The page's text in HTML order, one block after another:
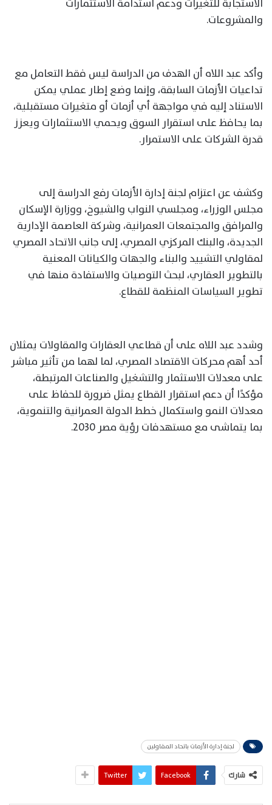
والمشروعات.
وأكد عبد اللاه أن الهدف من الدراسة ليس فقط التعامل مع
تداعيات الأزمات السابقة، وإنما وضع إطار عملي يمكن
الاستناد إليه في مواجهة أي أزمات أو متغيرات مستقبلية،
بما يحافظ على استقرار السوق ويحمي الاستثمارات ويعزز
قدرة الشركات على الاستمرار.
وكشف عن اعتزام لجنة إدارة الأزمات رفع الدراسة إلى
مجلس الوزراء، ومجلسي النواب والشيوخ، ووزارة الإسكان
والمرافق والمجتمعات العمرانية، وشركة العاصمة الإدارية
الجديدة، والبنك المركزي المصري، إلى جانب الاتحاد المصري
لمقاولي التشييد والبناء والجهات والكيانات المعنية
بالتطوير العقاري، لبحث التوصيات والاستفادة منها في
تطوير السياسات المنظمة للقطاع.
وشدد عبد اللاه على أن قطاعي العقارات والمقاولات يمثلان
أحد أهم محركات الاقتصاد المصري، لما لهما من تأثير مباشر
على معدلات الاستثمار والتشغيل والصناعات المرتبطة،
مؤكدًا أن دعم استقرار القطاع يمثل ضرورة للحفاظ على
معدلات النمو واستكمال خطط الدولة العمرانية والتنموية،
بما يتماشى مع مستهدفات رؤية مصر 2030.
لجنة إدارة الأزمات باتحاد المقاولين
شارك Facebook
Twitter